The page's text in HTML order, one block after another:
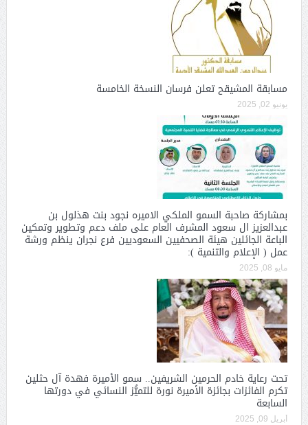
مسابقة المشيقح تعلن فرسان النسخة الخامسة
يونيو 02, 2025
بمشاركة صاحبة السمو الملكي الاميره نجود بنت هذلول بن
عبدالعزيز ال سعود المشرف العام على ملف دعم وتطوير وتمكين
الباعة الجائلين هيئة الصحفيين السعوديين فرع نجران ينظم ورشة
عمل ( الإعلام والتنمية ):
مايو 08, 2025
تحت رعاية خادم الحرمين الشريفين.. سمو الأميرة فهدة آل حثلين
تكرم الفائزات بجائزة الأميرة نورة للتميُّز النسائي في دورتها
السابعة
أبريل 09, 2025